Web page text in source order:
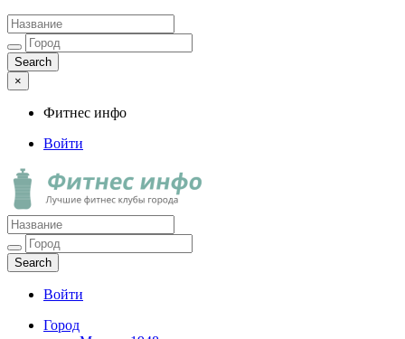
×
Фитнес инфо
Войти
Фитнес инфо
Лучшие фитнес клубы города
Войти
Город